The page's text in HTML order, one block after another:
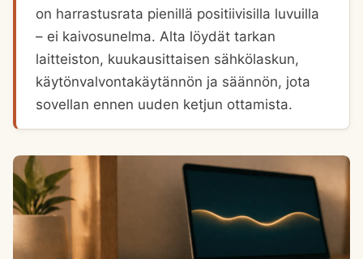
on harrastusrata pienillä positiivisilla luvuilla
– ei kaivosunelma. Alta löydät tarkan
laitteiston, kuukausittaisen sähkölaskun,
käytönvalvontakäytännön ja säännön, jota
sovellan ennen uuden ketjun ottamista.